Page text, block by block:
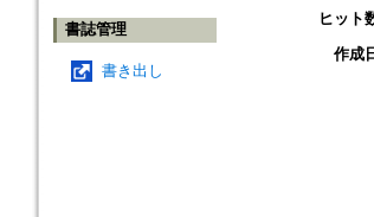
書誌管理
書き出し
ヒット
作成